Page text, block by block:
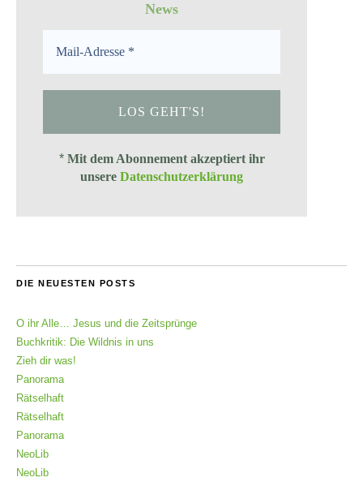
News
* Mit dem Abonnement akzeptiert ihr
unsereDatenschutzerklärung
DIE NEUESTEN POSTS
O ihr Alle… Jesus und die Zeitsprünge
Buchkritik: Die Wildnis in uns
Zieh dir was!
Panorama
Rätselhaft
Rätselhaft
Panorama
NeoLib
NeoLib